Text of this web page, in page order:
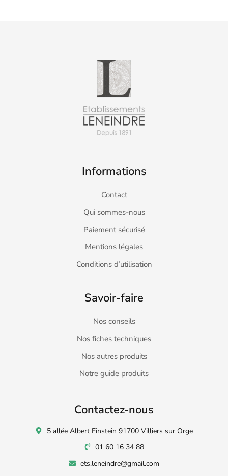
Informations
Contact
Qui sommes-nous
Paiement sécurisé
Mentions légales
Conditions d’utilisation
Savoir-faire
Nos conseils
Nos fiches techniques
Nos autres produits
Notre guide produits
Contactez-nous
5 allée Albert Einstein 91700 Villiers sur Orge
01 60 16 34 88
ets.leneindre@gmail.com